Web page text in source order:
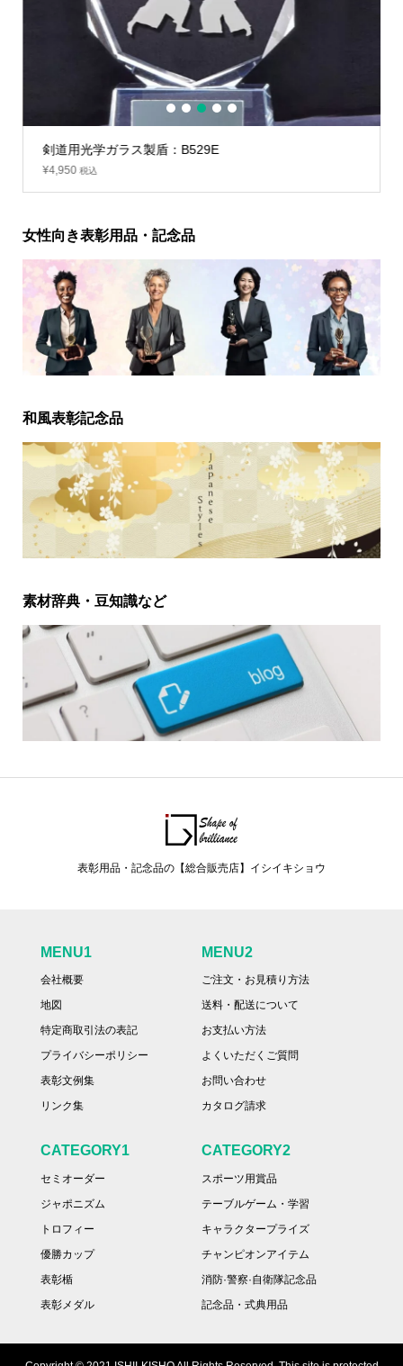
剣道用光学ガラス製盾：B529E
¥4,950 税込
1 2 3 4 5
女性向き表彰用品・記念品
和風表彰記念品
素材辞典・豆知識など
表彰用品・記念品の【総合販売店】イシイキショウ
MENU1
会社概要
地図
特定商取引法の表記
プライバシーポリシー
表彰文例集
リンク集
MENU2
ご注文・お見積り方法
送料・配送について
お支払い方法
よくいただくご質問
お問い合わせ
カタログ請求
CATEGORY1
セミオーダー
ジャポニズム
トロフィー
優勝カップ
表彰楯
表彰メダル
CATEGORY2
スポーツ用賞品
テーブルゲーム・学習
キャラクタープライズ
チャンピオンアイテム
消防·警察·自衛隊記念品
記念品・式典用品